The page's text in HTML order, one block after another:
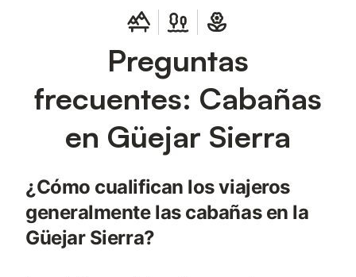
Preguntas
frecuentes: Cabañas
en Güejar Sierra
¿Cómo cualifican los viajeros
generalmente las cabañas en la
Güejar Sierra?